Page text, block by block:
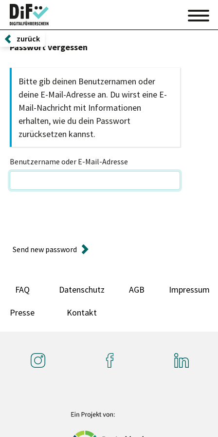
zurück
Passwort vergessen
Bitte gib deinen Benutzernamen oder
deine E-Mail-Adresse an. Du wirst eine E-
Mail-Nachricht mit Informationen
erhalten, wie du dein Passwort
zurücksetzen kannst.
Benutzername oder E-Mail-Adresse
Send new password
FAQ Datenschutz AGB Impressum
Presse Kontakt